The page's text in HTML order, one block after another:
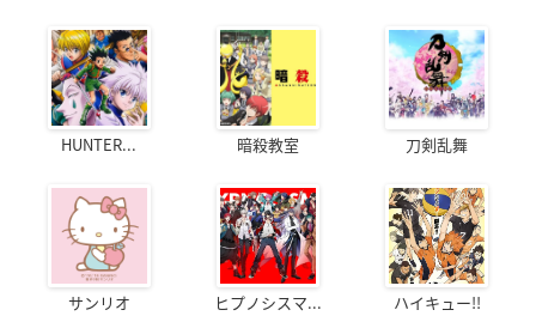
HUNTER... 暗殺教室 刀剣乱舞
サンリオ ヒプノシスマ... ハイキュー!!